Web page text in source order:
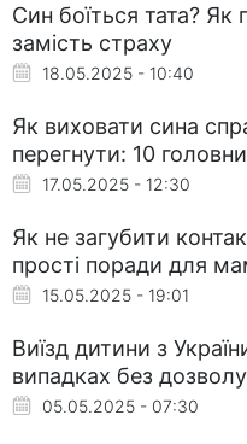
Син боїться тата? Як
замість страху
18.05.2025 - 10:40
Як виховати сина
перегнути: 10
17.05.2025 - 12:30
Як не загубити
прості поради для
15.05.2025 - 19:01
Виїзд дитини з
випадках без
05.05.2025 - 07:30